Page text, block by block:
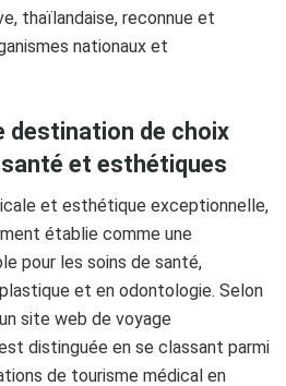
thaïlandaise, reconnue et
nationaux et
destination de choix
et esthétiques
et esthétique exceptionnelle,
établie comme une
pour les soins de santé,
et en odontologie. Selon
site web de voyage
distinguée en se classant parmi
de tourisme médical en